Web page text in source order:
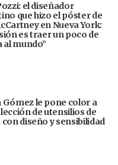
el diseñador
que hizo el póster de
en Nueva York:
es traer un poco de
al mundo”
Gómez le pone color a
de utensilios de
con diseño y sensibilidad